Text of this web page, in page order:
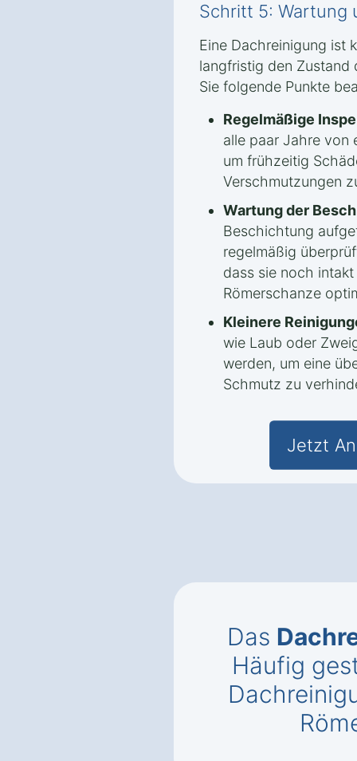
Schritt 5: Wartung
Eine Dachreinigung ist
langfristig den Zustand
Sie folgende Punkte
Regelmäßige
alle paar Jahre von
um frühzeitig
Verschmutzungen
Wartung der
Beschichtung
regelmäßig
dass sie noch
Römerschanze
Kleinere
wie Laub oder
werden, um eine
Schmutz zu
Jetzt
Das
Häufig